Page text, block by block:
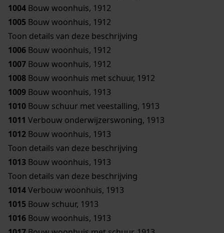
1004 Bouw woonhuis, 1912
1005 Bouw woonhuis, 1912
Toon details van deze beschrijving
1006 Bouw woonhuis, 1912
1007 Bouw woonhuis, 1912
1008 Bouw woonhuis met schuur, 1912
1009 Bouw woonhuis, 1913
1010 Bouw schuur met veestalling, 1913
1011 Verbouw onderwijzerswoning, 1913
1012 Bouw woonhuis, 1913
Toon details van deze beschrijving
1013 Bouw woonhuis, 1913
Toon details van deze beschrijving
1014Verbouw woonhuis, 1913
1015 Bouw schuur, 1913
1016 Bouw woonhuis, 1913